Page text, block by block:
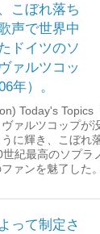
こぼれ落ち
声で世界中
ドイツのソ
ァルツコッ
年）。
Today's Topics
ァルツコップが
に輝き、こぼれ
紀最高のソプラ
ァンを魅了した
って制定さ